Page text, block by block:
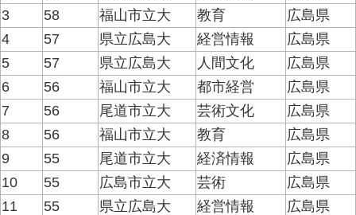
3
58 福山市立大 教育
広島県
4
57 県立広島大 経営情報
広島県
5
57 県立広島大 人間文化
広島県
6
56 福山市立大 都市経営
広島県
7
56 尾道市立大 芸術文化
広島県
8
56 福山市立大 教育
広島県
9
55 尾道市立大 経済情報
広島県
10
55 広島市立大 芸術
広島県
11
55 県立広島大 経営情報
広島県